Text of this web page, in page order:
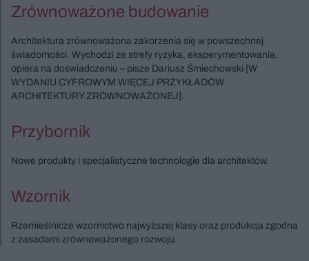
Zrównoważone budowanie
Architektura zrównoważona zakorzenia się w powszechnej
świadomości. Wychodzi ze strefy ryzyka, eksperymentowania,
opiera na doświadczeniu – pisze Dariusz Śmiechowski [W
WYDANIU CYFROWYM WIĘCEJ PRZYKŁADÓW
ARCHITEKTURY ZRÓWNOWAŻONEJ].
Przybornik
Nowe produkty i specjalistyczne technologie dla architektów.
Wzornik
Rzemieślnicze wzornictwo najwyższej klasy oraz produkcja zgodna
z zasadami zrównoważonego rozwoju.